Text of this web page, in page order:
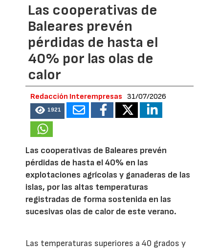
Las cooperativas de
Baleares prevén
pérdidas de hasta el
40% por las olas de
calor
Redacción Interempresas 31/07/2026
1921
Las cooperativas de Baleares prevén
pérdidas de hasta el 40% en las
explotaciones agrícolas y ganaderas de las
islas, por las altas temperaturas
registradas de forma sostenida en las
sucesivas olas de calor de este verano.
Las temperaturas superiores a 40 grados y